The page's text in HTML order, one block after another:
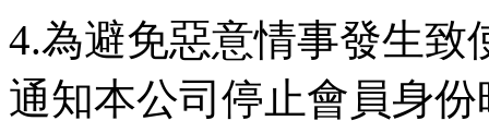
4.為避免惡意情事發生致
通知本公司停止會員身